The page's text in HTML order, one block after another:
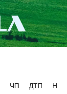
ЧП ДТП